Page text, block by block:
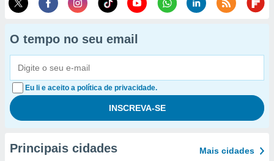
O tempo no seu email
Eu li e aceito a política de privacidade.
Principais cidades Mais cidades